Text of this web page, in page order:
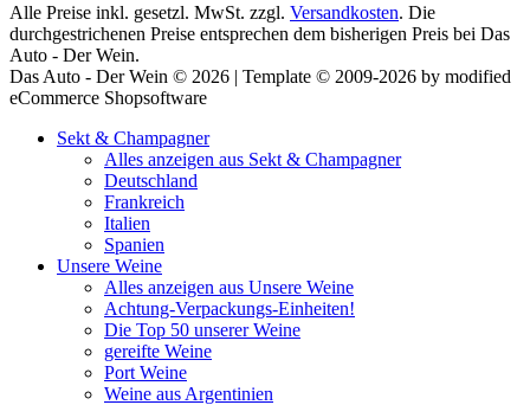
Alle Preise inkl. gesetzl. MwSt. zzgl. Versandkosten. Die
durchgestrichenen Preise entsprechen dem bisherigen Preis bei Das
Auto - Der Wein.
Das Auto - Der Wein © 2026 | Template © 2009-2026 by modified
eCommerce Shopsoftware
Sekt & Champagner
Alles anzeigen aus Sekt & Champagner
Deutschland
Frankreich
Italien
Spanien
Unsere Weine
Alles anzeigen aus Unsere Weine
Achtung-Verpackungs-Einheiten!
Die Top 50 unserer Weine
gereifte Weine
Port Weine
Weine aus Argentinien